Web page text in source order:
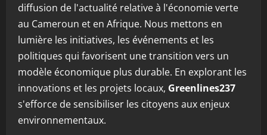
diffusion de l'actualité relative à l'économie verte
au Cameroun et en Afrique. Nous mettons en
lumière les initiatives, les événements et les
politiques qui favorisent une transition vers un
modèle économique plus durable. En explorant les
innovations et les projets locaux, Greenlines237
s'efforce de sensibiliser les citoyens aux enjeux
environnementaux.